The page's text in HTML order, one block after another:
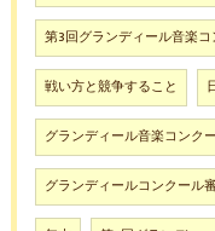
第3回グランディール音楽
戦い方と競争すること
グランディール音楽コンク
グランディールコンクール